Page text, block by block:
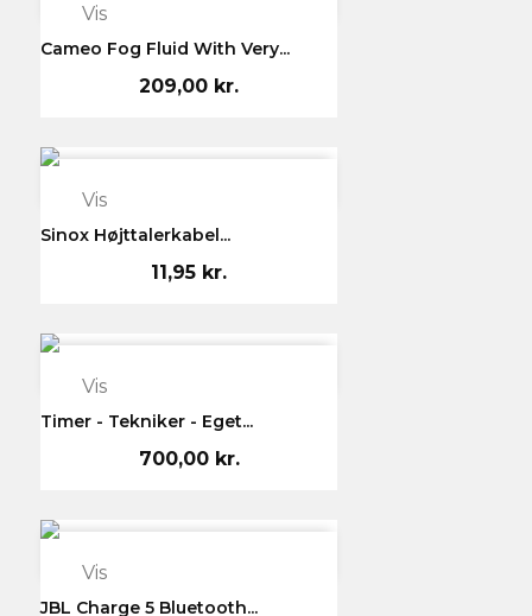
Vis
Cameo Fog Fluid With Very...
209,00 kr.
Vis
Sinox Højttalerkabel...
11,95 kr.
Vis
Timer - Tekniker - Eget...
700,00 kr.
Vis
JBL Charge 5 Bluetooth...